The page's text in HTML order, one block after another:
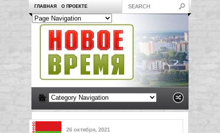
ГЛАВНАЯ О ПРОЕКТЕ
26 октября, 2021